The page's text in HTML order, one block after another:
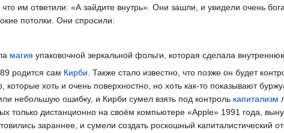
им ответили: «А зайдите внутрь». Они зашли, и увидели очень
потолки. Они спросили:
магия упаковочной зеркальной фольги, которая сделала
родится сам Кирби. Также стало известно, что позже он будет
которые хоть и очень поверхностно, но хоть как-то показывают
небольшую ошибку, и Кирби сумел взять под контроль капитализм
только дистанционно на своём компьютере «Apple» 1991 года,
зараннее, и сумели создать роскошный капиталистический